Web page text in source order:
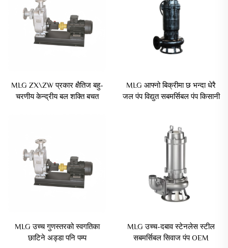
MLG ZX\ZW प्रकार क्षैतिज बहु-
चरणीय केन्द्रीय बल शक्ति बचत
MLG आफ्नो बिक्रीमा छ भन्दा धेरै
जल पंप विद्युत सबमर्सिबल पंप किसानी
MLG उच्च गुणस्तरको स्वगतिका
छाटिने अड्डा पनि पम्प
MLG उच्च-दबाव स्टेनलेस स्टील
सबमर्सिबल सिवाज पंप OEM